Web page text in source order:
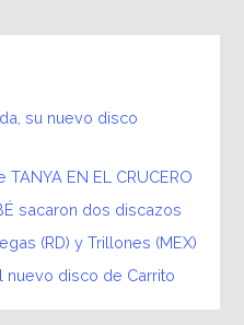
su nuevo disco
EN EL CRUCERO
sacaron dos discazos
(RD) y Trillones (MEX)
nuevo disco de Carrito